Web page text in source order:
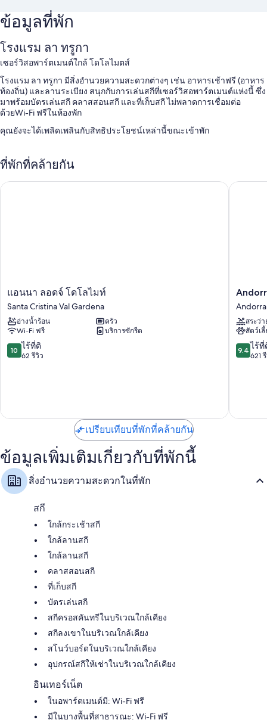
ข้อมูลที่พัก
โรงแรม ลา ทรูกา
เซอร์วิสอพาร์ตเมนต์ใกล้ โดโลไมตส์
โรงแรม ลา ทรูกา มีสิ่งอำนวยความสะดวกต่างๆ เช่น อาหารเช้าฟรี (อาหาร
ท้องถิ่น) และลานระเบียง สนุกกับการเล่นสกีที่เซอร์วิสอพาร์ตเมนต์แห่งนี้ ซึ่ง
มาพร้อมบัตรเล่นสกี คลาสสอนสกี และที่เก็บสกี ไม่พลาดการเชื่อมต่อ
ด้วยWi-Fi ฟรีในห้องพัก
คุณยังจะได้เพลิดเพลินกับสิทธิประโยชน์เหล่านี้ขณะเข้าพัก
สถานีชาร์จรถยนต์ไฟฟ้า, ลิฟต์ และที่พักปลอดบุหรี่
เขตสงวนธรรมชาติ
ตู้เสื้อผ้า, เก้าอี้กินข้าวสำหรับเด็ก และกาต้มน้ำไฟฟ้า
ที่พักที่คล้ายกัน
แอ
นนา
ลอด
จ์
โด
โลไมท์
Santa
แอนนา ลอดจ์ โดโลไมท์
Santa Cristina Val Gardena
อ่างน้ำร้อน
ครัว
Wi-Fi ฟรี
บริการซักรีด
10.0
จาก
รีวิว
10 ไร้ที่ติ
62 รีวิว
แอนนา ลอดจ์ โดโลไมท์
Andorra
Park
Hotel
Andorra
la
Vella
Andorra
สระว่
สัตว์เ
9.4
จาก
รีวิว
9.4 ไร้ที่
621
Andorra
เปรียบเทียบที่พักที่คล้ายกัน
ข้อมูลเพิ่มเติมเกี่ยวกับที่พักนี้
สิ่งอำนวยความสะดวกในที่พัก
สกี
ใกล้กระเช้าสกี
ใกล้ลานสกี
ใกล้ลานสกี
คลาสสอนสกี
ที่เก็บสกี
บัตรเล่นสกี
สกีครอสคันทรีในบริเวณใกล้เคียง
สกีลงเขาในบริเวณใกล้เคียง
สโนว์บอร์ดในบริเวณใกล้เคียง
อุปกรณ์สกีให้เช่าในบริเวณใกล้เคียง
อินเทอร์เน็ต
ในอพาร์ตเมนต์มี: Wi-Fi ฟรี
มีในบางพื้นที่สาธารณะ: Wi-Fi ฟรี